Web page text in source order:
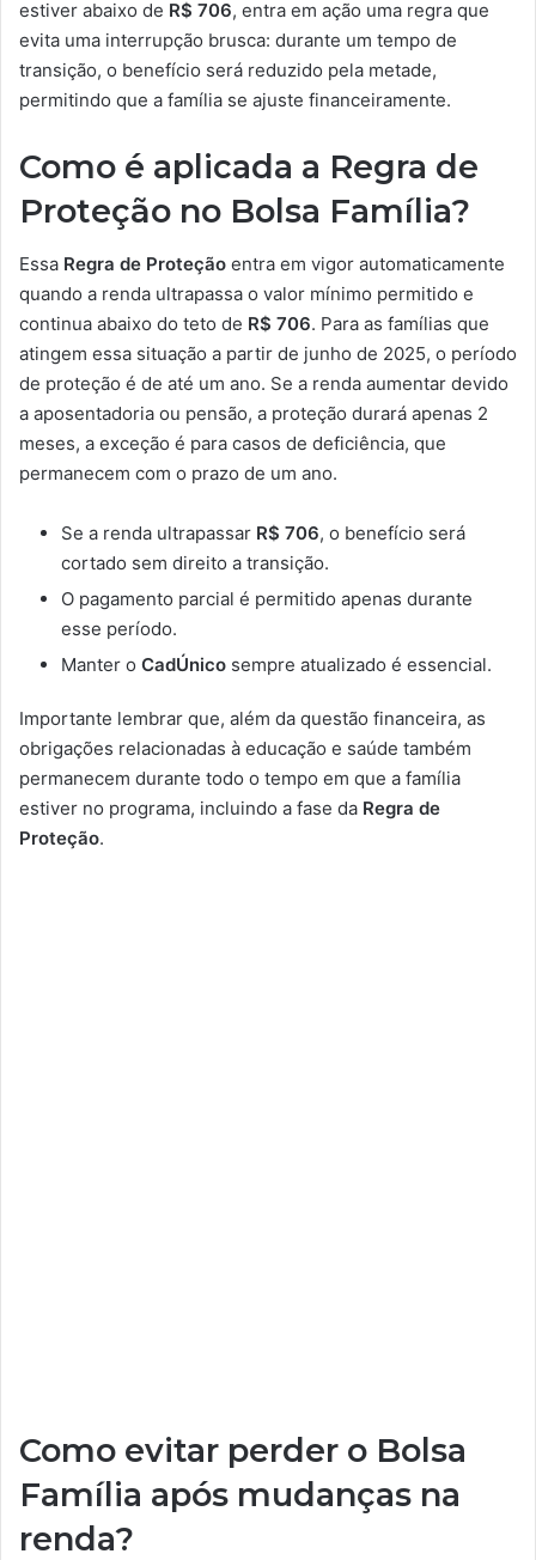
estiver abaixo de R$ 706, entra em ação uma regra que
evita uma interrupção brusca: durante um tempo de
transição, o benefício será reduzido pela metade,
permitindo que a família se ajuste financeiramente.
Como é aplicada a Regra de
Proteção no Bolsa Família?
Essa Regra de Proteção entra em vigor automaticamente
quando a renda ultrapassa o valor mínimo permitido e
continua abaixo do teto de R$ 706. Para as famílias que
atingem essa situação a partir de junho de 2025, o período
de proteção é de até um ano. Se a renda aumentar devido
a aposentadoria ou pensão, a proteção durará apenas 2
meses, a exceção é para casos de deficiência, que
permanecem com o prazo de um ano.
Se a renda ultrapassar R$ 706, o benefício será
cortado sem direito a transição.
O pagamento parcial é permitido apenas durante
esse período.
Manter o CadÚnico sempre atualizado é essencial.
Importante lembrar que, além da questão financeira, as
obrigações relacionadas à educação e saúde também
permanecem durante todo o tempo em que a família
estiver no programa, incluindo a fase da Regra de
Proteção.
Como evitar perder o Bolsa
Família após mudanças na
renda?